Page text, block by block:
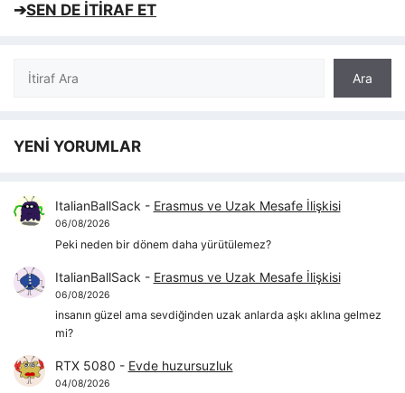
➔SEN DE İTİRAF ET
Ara
Ara
YENİ YORUMLAR
ItalianBallSack - Erasmus ve Uzak Mesafe İlişkisi
06/08/2026
Peki neden bir dönem daha yürütülemez?
ItalianBallSack - Erasmus ve Uzak Mesafe İlişkisi
06/08/2026
insanın güzel ama sevdiğinden uzak anlarda aşkı aklına gelmez
mi?
RTX 5080 - Evde huzursuzluk
04/08/2026